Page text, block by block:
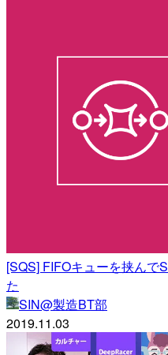
[SQS] FIFOキューを挟んで
た
SIN@製造BT部
2019.11.03